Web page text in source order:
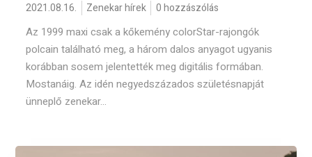
2021.08.16. Zenekar hírek 0 hozzászólás
Az 1999 maxi csak a kőkemény colorStar-rajongók
polcain található meg, a három dalos anyagot ugyanis
korábban sosem jelentették meg digitális formában.
Mostanáig. Az idén negyedszázados születésnapját
ünneplő zenekar...